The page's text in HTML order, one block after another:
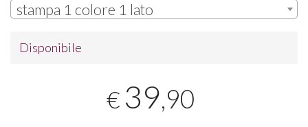
stampa 1 colore 1 lato
Disponibile
€ 39,90